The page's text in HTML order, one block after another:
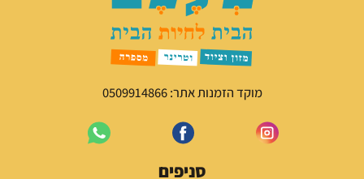
מוקד הזמנות אתר: 0509914866
סניפים